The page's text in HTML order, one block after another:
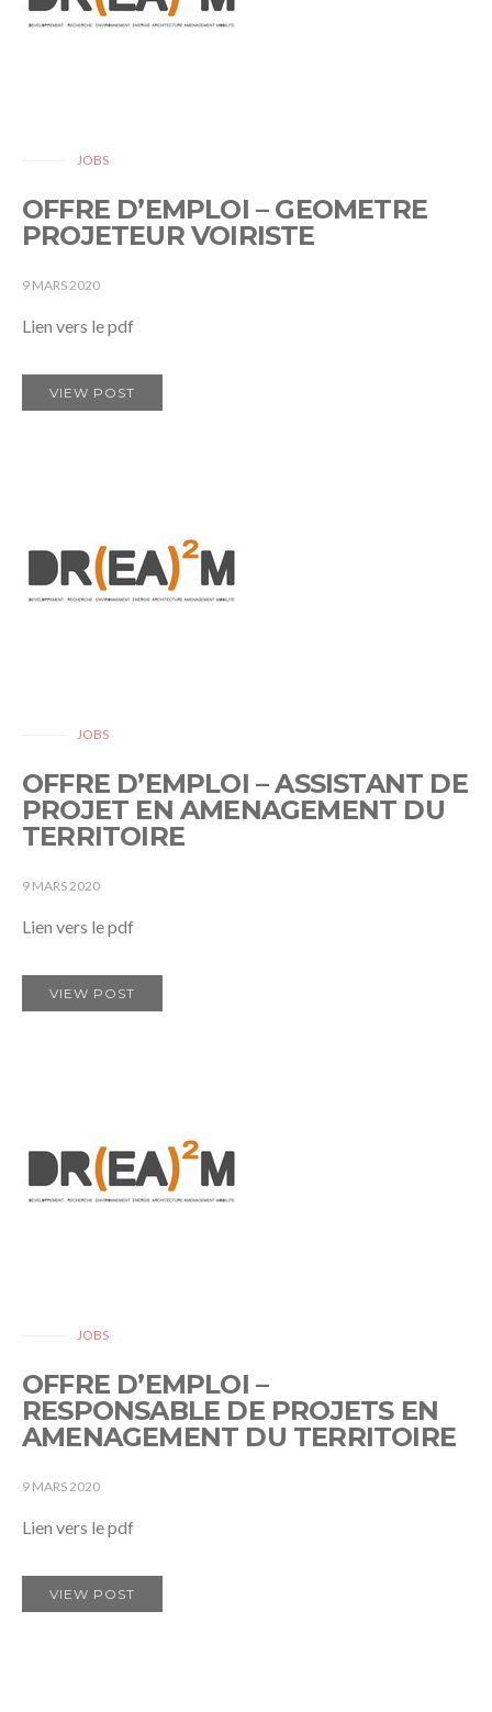
JOBS
OFFRE D’EMPLOI – GEOMETRE
PROJETEUR VOIRISTE
9 MARS 2020
Lien vers le pdf
VIEW POST
JOBS
OFFRE D’EMPLOI – ASSISTANT DE
PROJET EN AMENAGEMENT DU
TERRITOIRE
9 MARS 2020
Lien vers le pdf
VIEW POST
JOBS
OFFRE D’EMPLOI –
RESPONSABLE DE PROJETS EN
AMENAGEMENT DU TERRITOIRE
9 MARS 2020
Lien vers le pdf
VIEW POST